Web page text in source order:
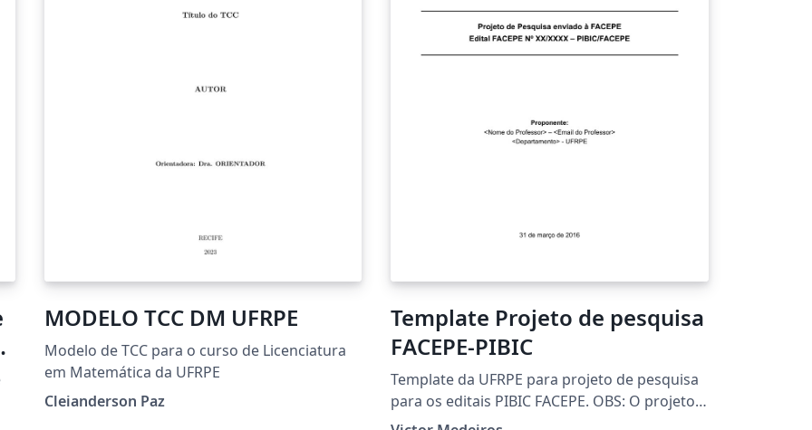
MODELO TCC DM UFRPE
Modelo de TCC para o curso de Licenciatura
em Matemática da UFRPE
Cleianderson Paz
Template Projeto de pesquisa
FACEPE-PIBIC
Template da UFRPE para projeto de pesquisa
para os editais PIBIC FACEPE. OBS: O projeto
deve conter até 08 (oito) páginas, excetuando-